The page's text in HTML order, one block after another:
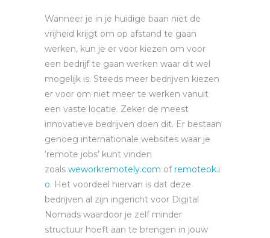
Wanneer je in je huidige baan niet de
vrijheid krijgt om op afstand te gaan
werken, kun je er voor kiezen om voor
een bedrijf te gaan werken waar dit wel
mogelijk is. Steeds meer bedrijven kiezen
er voor om niet meer te werken vanuit
een vaste locatie. Zeker de meest
innovatieve bedrijven doen dit. Er bestaan
genoeg internationale websites waar je
‘remote jobs’ kunt vinden
zoals weworkremotely.com of remoteok.i
o. Het voordeel hiervan is dat deze
bedrijven al zijn ingericht voor Digital
Nomads waardoor je zelf minder
structuur hoeft aan te brengen in jouw